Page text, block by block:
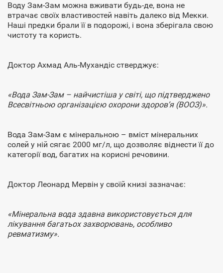
Воду Зам-Зам можна вживати будь-де, вона не
втрачає своїх властивостей навіть далеко від Мекки.
Наші предки брали її в подорожі, і вона зберігала свою
чистоту та користь.
Доктор Ахмад Аль-Мухандіс стверджує:
«Вода Зам-Зам – найчистіша у світі, що підтверджено
Всесвітньою організацією охорони здоров’я (ВООЗ)».
Вода Зам-Зам є мінеральною – вміст мінеральних
солей у ній сягає 2000 мг/л, що дозволяє віднести її до
категорії вод, багатих на корисні речовини.
Доктор Леонард Мервін у своїй книзі зазначає:
«Мінеральна вода здавна використовується для
лікування багатьох захворювань, особливо
ревматизму».